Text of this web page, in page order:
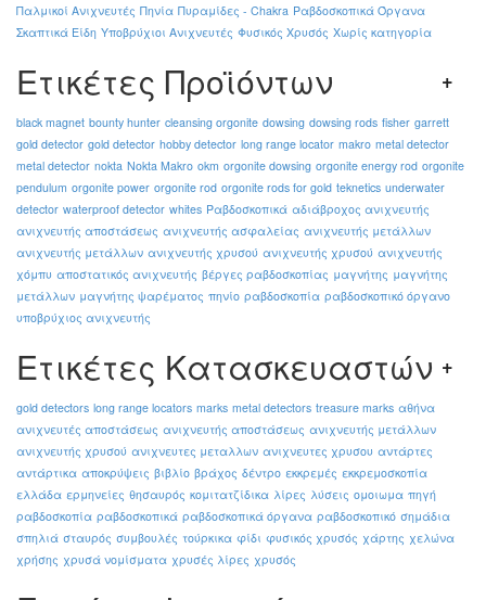
Παλμικοί Ανιχνευτές Πηνία Πυραμίδες - Chakra Ραβδοσκοπικά Όργανα
Σκαπτικά Είδη Υποβρύχιοι Ανιχνευτές Φυσικός Χρυσός Χωρίς κατηγορία
Ετικέτες Προϊόντων
black magnet bounty hunter cleansing orgonite dowsing dowsing rods fisher garrett
gold detector gold detector hobby detector long range locator makro metal detector
metal detector nokta Nokta Makro okm orgonite dowsing orgonite energy rod orgonite
pendulum orgonite power orgonite rod orgonite rods for gold teknetics underwater
detector waterproof detector whites Ραβδοσκοπικά αδιάβροχος ανιχνευτής
ανιχνευτής αποστάσεως ανιχνευτής ασφαλείας ανιχνευτής μετάλλων
ανιχνευτής μετάλλων ανιχνευτής χρυσού ανιχνευτής χρυσού ανιχνευτής
χόμπυ αποστατικός ανιχνευτής βέργες ραβδοσκοπίας μαγνήτης μαγνήτης
μετάλλων μαγνήτης ψαρέματος πηνίο ραβδοσκοπία ραβδοσκοπικό όργανο
υποβρύχιος ανιχνευτής
Ετικέτες Κατασκευαστών
gold detectors long range locators marks metal detectors treasure marks αθήνα
ανιχνευτές αποστάσεως ανιχνευτής αποστάσεως ανιχνευτής μετάλλων
ανιχνευτής χρυσού ανιχνευτες μεταλλων ανιχνευτες χρυσου αντάρτες
αντάρτικα αποκρύψεις βιβλίο βράχος δέντρο εκκρεμές εκκρεμοσκοπία
ελλάδα ερμηνείες θησαυρός κομιτατζίδικα λίρες λύσεις ομοιωμα πηγή
ραβδοσκοπία ραβδοσκοπικά ραβδοσκοπικά όργανα ραβδοσκοπικό σημάδια
σπηλιά σταυρός συμβουλές τούρκικα φίδι φυσικός χρυσός χάρτης χελώνα
χρήσης χρυσά νομίσματα χρυσές λίρες χρυσός